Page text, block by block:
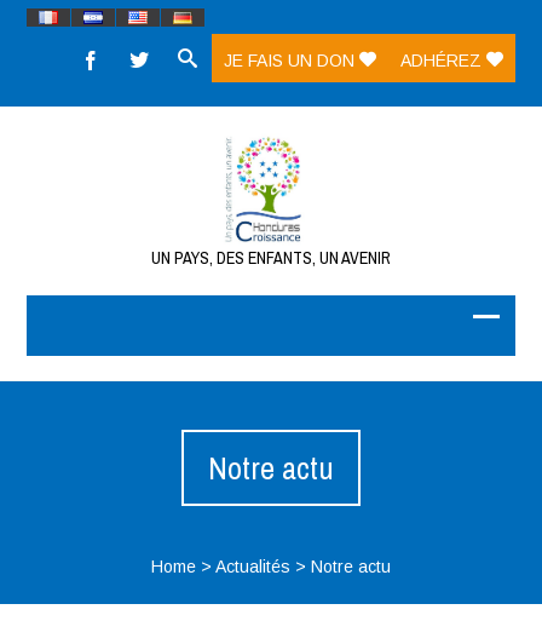
JE FAIS UN DON ADHÉREZ
UN PAYS, DES ENFANTS, UN AVENIR
Notre actu
Home> Actualités > Notre actu